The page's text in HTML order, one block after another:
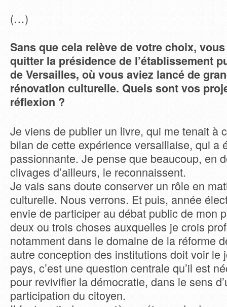
(…)
Sans que cela relève de votre choix,
quitter la présidence de l’établissement
de Versailles, où vous aviez lancé de
rénovation culturelle. Quels sont vos
réflexion ?
Je viens de publier un livre, qui me tenait à
bilan de cette expérience versaillaise, qui a
passionnante. Je pense que beaucoup, en
clivages d’ailleurs, le reconnaissent.
Je vais sans doute conserver un rôle en
culturelle. Nous verrons. Et puis, année
envie de participer au débat public de mon
deux ou trois choses auxquelles je crois
notamment dans le domaine de la réforme
autre conception des institutions doit voir le
pays, c’est une question centrale qu’il est
pour revivifier la démocratie, dans le sens
participation du citoyen.